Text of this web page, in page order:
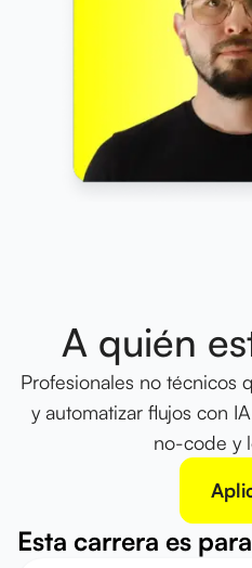
A quién
Profesionales no técnicos
y automatizar flujos con
no-code y
Esta carrera es